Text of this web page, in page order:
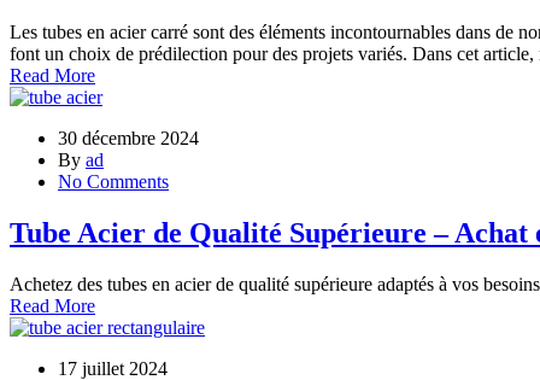
Les tubes en acier carré sont des éléments incontournables dans de
font un choix de prédilection pour des projets variés. Dans cet
Read More
30 décembre 2024
By ad
No Comments
Tube Acier de Qualité Supérieure – Achat
Achetez des tubes en acier de qualité supérieure adaptés à vos
Read More
17 juillet 2024